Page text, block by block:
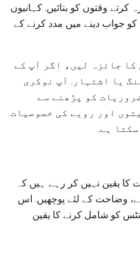
وقتوں کو بتائیں. کہانیوں
کو جواب دینے میں مدد کرنے کے
جائزہ لیں، اگر آپ کے
یا اشتہار. آپ نوکری
کو پڑھنے سے
اور رویے کی خصوصیات
ہے.
کا یقین نہیں کر رہے ہیں کہ
وضاحت کے لئے پوچھیں. اس
کو شامل کرنے کا یقین